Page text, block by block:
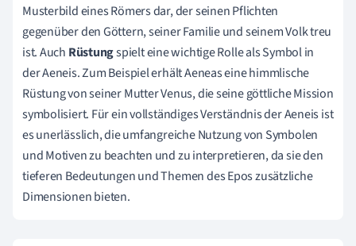
Musterbild eines Römers dar, der seinen Pflichten
gegenüber den Göttern, seiner Familie und seinem Volk treu
ist. Auch Rüstungspielt eine wichtige Rolle als Symbol in
der Aeneis. Zum Beispiel erhält Aeneas eine himmlische
Rüstung von seiner Mutter Venus, die seine göttliche Mission
symbolisiert. Für ein vollständiges Verständnis der Aeneis ist
es unerlässlich, die umfangreiche Nutzung von Symbolen
und Motiven zu beachten und zu interpretieren, da sie den
tieferen Bedeutungen und Themen des Epos zusätzliche
Dimensionen bieten.